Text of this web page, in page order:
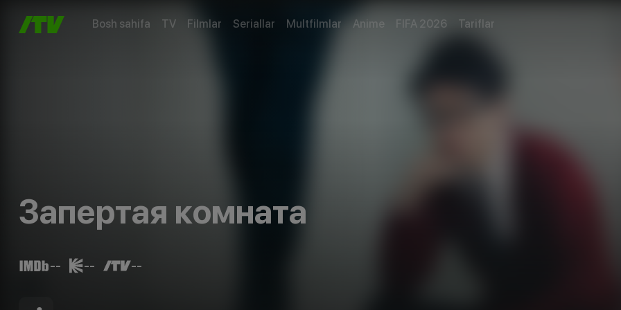
Bosh sahifa TV Filmlar Seriallar Multfilmlar Anime FIFA 2026 Tariflar
Запертая комната
-- -- --